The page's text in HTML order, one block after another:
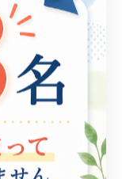
ョップは、コミ
う絶好の機会で
る情報を定期的
キルを念頭に置
は、利用者のモ
の就業に役立つ
。さらに、成功